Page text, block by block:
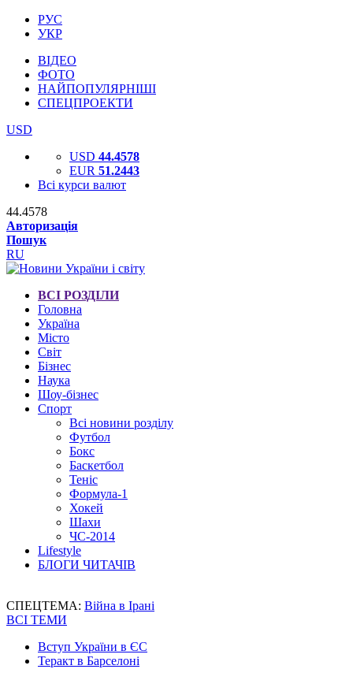
РУС
УКР
ВІДЕО
ФОТО
НАЙПОПУЛЯРНІШІ
СПЕЦПРОЕКТИ
USD
USD 44.4578
EUR 51.2443
Всі курси валют
44.4578
Авторизація
Пошук
RU
ВСІ РОЗДІЛИ
Головна
Україна
Місто
Світ
Бізнес
Наука
Шоу-бізнес
Спорт
Всі новини розділу
Футбол
Бокс
Баскетбол
Теніс
Формула-1
Хокей
Шахи
ЧС-2014
Lifestyle
БЛОГИ ЧИТАЧІВ
СПЕЦТЕМА: Війна в Ірані
ВСІ ТЕМИ
Вступ України в ЄС
Теракт в Барселоні